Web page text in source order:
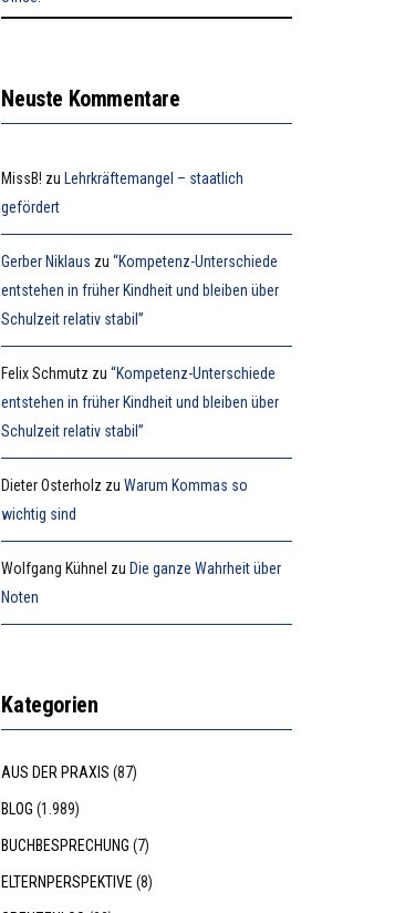
Neuste Kommentare
MissB! zu
Lehrkräftemangel – staatlich
gefördert
Gerber Niklaus zu“Kompetenz-Unterschiede
entstehen in früher Kindheit und bleiben über
Schulzeit relativ stabil”
Felix Schmutz zu“Kompetenz-Unterschiede
entstehen in früher Kindheit und bleiben über
Schulzeit relativ stabil”
Dieter Osterholz zuWarum Kommas so
wichtig sind
Wolfgang Kühnel zu Die ganze Wahrheit über
Noten
Kategorien
AUS DER PRAXIS (87)
BLOG (1.989)
BUCHBESPRECHUNG (7)
ELTERNPERSPEKTIVE (8)